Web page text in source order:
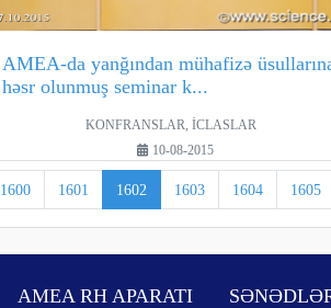
AMEA-da yanğından mühafizə
həsr olunmuş seminar k...
KONFRANSLAR, İCLASLAR
10-08-2015
1600 1601 1602 1603 1604 1605
AMEA RH APARATI